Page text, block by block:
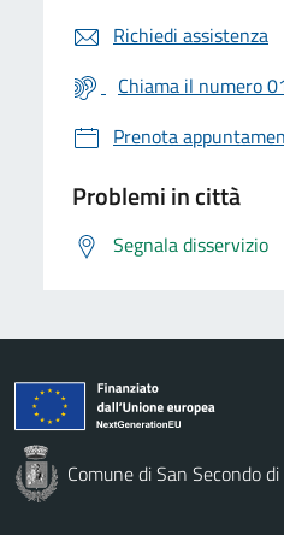
Richiedi assistenza
Chiama il numero
Prenota
Problemi in città
Segnala disservizio
Comune di San Secondo